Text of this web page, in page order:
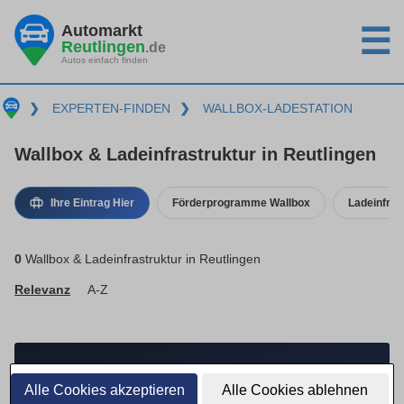
Alle Cookies akzeptieren Alle Cookies ablehnen
Automarkt
Reutlingen.de
Autos einfach finden ☰
❯ EXPERTEN-FINDEN ❯ WALLBOX-LADESTATION
Wallbox & Ladeinfrastruktur in Reutlingen
Ihre Eintrag Hier Förderprogramme Wallbox
0 Wallbox & Ladeinfrastruktur in Reutlingen
Relevanz A-Z
FÜR IHR UNTERNEHMEN